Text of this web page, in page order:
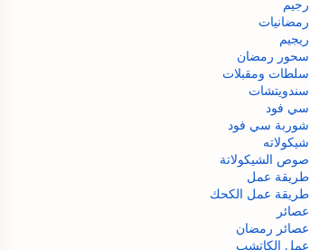
رجيم
رمضانيات
ريجيم
سحور رمضان
سلطات ومقبلات
سندويتشات
سي فود
شوربة سي فود
شيكولاته
صوص الشيكولاتة
طريقة عمل
طريقة عمل الكحك
عصائر
عصائر رمضان
عمل الكاتشب